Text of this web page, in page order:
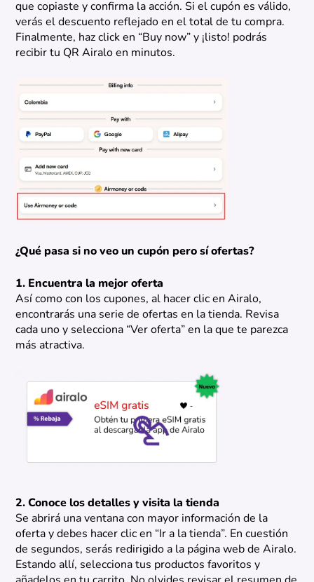
que copiaste y confirma la acción. Si el cupón es válido,
verás el descuento reflejado en el total de tu compra.
Finalmente, haz click en “Buy now” y ¡listo! podrás
recibir tu QR Airalo en minutos.
¿Qué pasa si no veo un cupón pero sí ofertas?
1. Encuentra la mejor oferta
Así como con los cupones, al hacer clic en Airalo,
encontrarás una serie de ofertas en la tienda. Revisa
cada uno y selecciona “Ver oferta” en la que te parezca
más atractiva.
2. Conoce los detalles y visita la tienda
Se abrirá una ventana con mayor información de la
oferta y debes hacer clic en “Ir a la tienda”. En cuestión
de segundos, serás redirigido a la página web de Airalo.
Estando allí, selecciona tus productos favoritos y